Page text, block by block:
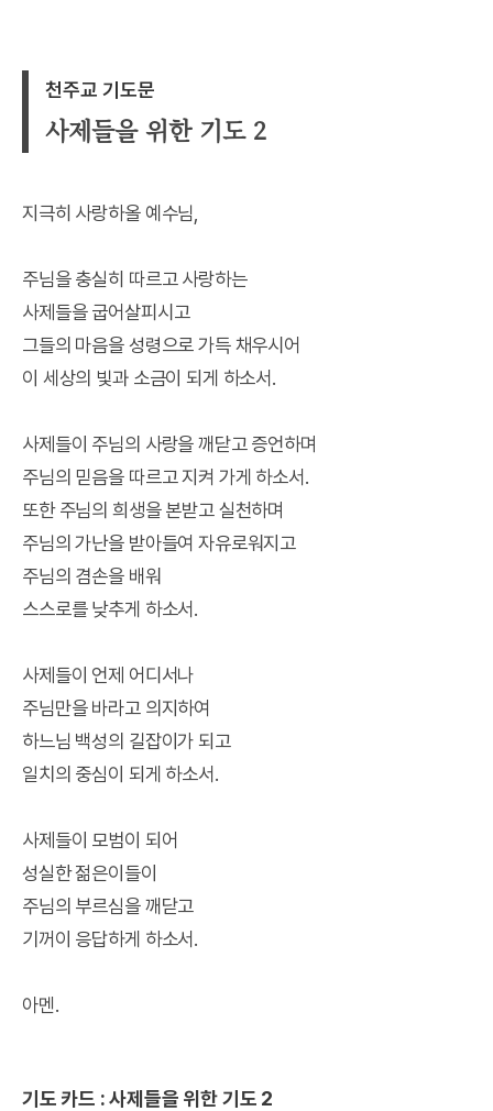
천주교 기도문
사제들을 위한 기도 2
지극히 사랑하올 예수님,
주님을 충실히 따르고 사랑하는
사제들을 굽어살피시고
그들의 마음을 성령으로 가득 채우시어
이 세상의 빛과 소금이 되게 하소서.
사제들이 주님의 사랑을 깨닫고 증언하며
주님의 믿음을 따르고 지켜 가게 하소서.
또한 주님의 희생을 본받고 실천하며
주님의 가난을 받아들여 자유로워지고
주님의 겸손을 배워
스스로를 낮추게 하소서.
사제들이 언제 어디서나
주님만을 바라고 의지하여
하느님 백성의 길잡이가 되고
일치의 중심이 되게 하소서.
사제들이 모범이 되어
성실한 젊은이들이
주님의 부르심을 깨닫고
기꺼이 응답하게 하소서.
아멘.
기도 카드 : 사제들을 위한 기도 2